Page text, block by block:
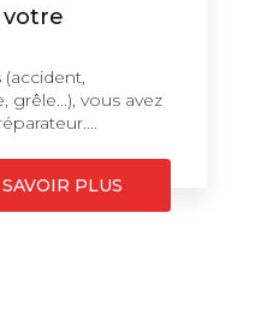
votre
grêle...), vous avez
PLUS